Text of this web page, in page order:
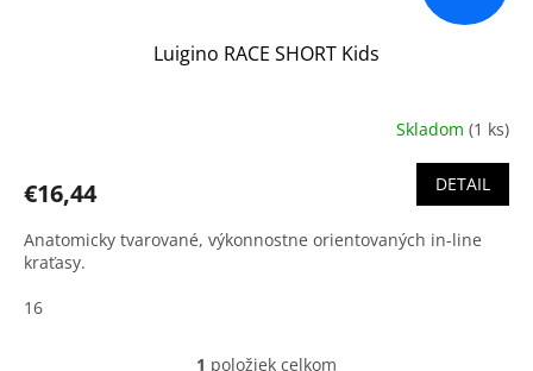
Luigino RACE SHORT Kids
Skladom (1 ks)
€16,44 DETAIL
Anatomicky tvarované, výkonnostne orientovaných in-line
kraťasy.
16
1 položiek celkom